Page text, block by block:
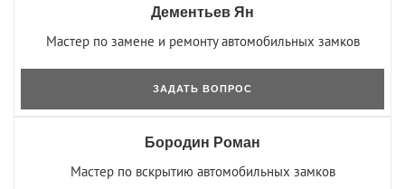
Дементьев Ян
Мастер по замене и ремонту автомобильных замков
ЗАДАТЬ ВОПРОС
Бородин Роман
Мастер по вскрытию автомобильных замков